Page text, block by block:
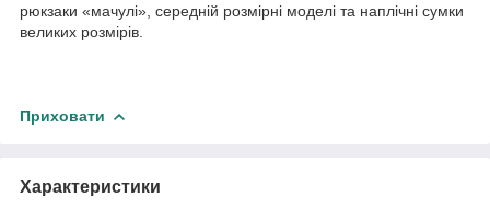
рюкзаки «мачулі», середній розмірні моделі та наплічні сумки
великих розмірів.
Приховати
Характеристики